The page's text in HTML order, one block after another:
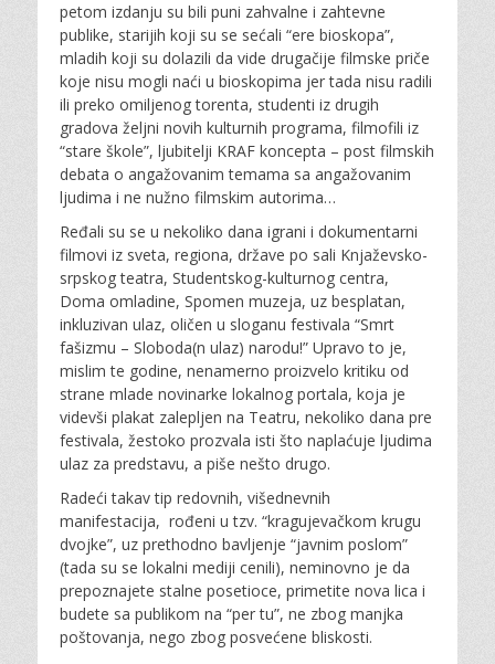
petom izdanju su bili puni zahvalne i zahtevne
publike, starijih koji su se sećali “ere bioskopa”,
mladih koji su dolazili da vide drugačije filmske priče
koje nisu mogli naći u bioskopima jer tada nisu radili
ili preko omiljenog torenta, studenti iz drugih
gradova željni novih kulturnih programa, filmofili iz
“stare škole”, ljubitelji KRAF koncepta – post filmskih
debata o angažovanim temama sa angažovanim
ljudima i ne nužno filmskim autorima…
Ređali su se u nekoliko dana igrani i dokumentarni
filmovi iz sveta, regiona, države po sali Knjaževsko-
srpskog teatra, Studentskog-kulturnog centra,
Doma omladine, Spomen muzeja, uz besplatan,
inkluzivan ulaz, oličen u sloganu festivala “Smrt
fašizmu – Sloboda(n ulaz) narodu!” Upravo to je,
mislim te godine, nenamerno proizvelo kritiku od
strane mlade novinarke lokalnog portala, koja je
videvši plakat zalepljen na Teatru, nekoliko dana pre
festivala, žestoko prozvala isti što naplaćuje ljudima
ulaz za predstavu, a piše nešto drugo.
Radeći takav tip redovnih, višednevnih
manifestacija, rođeni u tzv. “kragujevačkom krugu
dvojke”, uz prethodno bavljenje “javnim poslom”
(tada su se lokalni mediji cenili), neminovno je da
prepoznajete stalne posetioce, primetite nova lica i
budete sa publikom na “per tu”, ne zbog manjka
poštovanja, nego zbog posvećene bliskosti.